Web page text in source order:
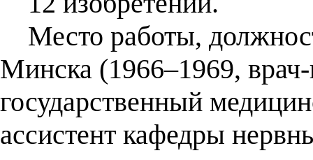
Место работы,
Минска (1966–1969,
государственный
ассистент кафедры